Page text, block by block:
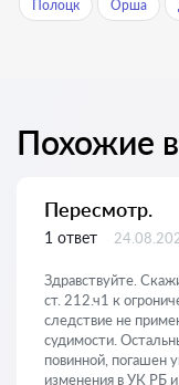
Полоцк Орша
Похожие
Пересмотр.
1 ответ
Здравствуйте.
ст. 212.ч1 к
следствие не
судимости.
повинной, погашен
изменения в УК РБ